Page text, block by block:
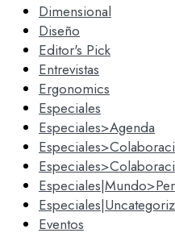
Dimensional
Diseño
Editor's Pick
Entrevistas
Ergonomics
Especiales
Especiales>Agenda
Eventos